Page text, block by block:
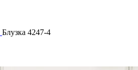
Блузка 4247-4